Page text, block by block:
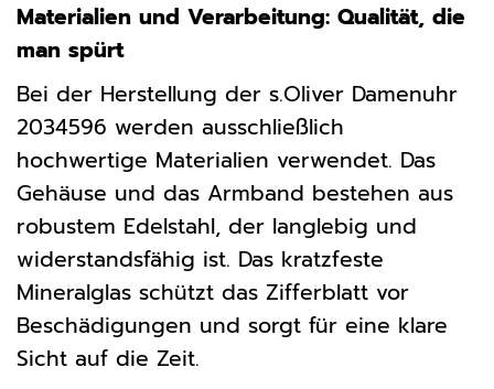
Materialien und Verarbeitung: Qualität, die
man spürt
Bei der Herstellung der s.Oliver Damenuhr
2034596 werden ausschließlich
hochwertige Materialien verwendet. Das
Gehäuse und das Armband bestehen aus
robustem Edelstahl, der langlebig und
widerstandsfähig ist. Das kratzfeste
Mineralglas schützt das Zifferblatt vor
Beschädigungen und sorgt für eine klare
Sicht auf die Zeit.